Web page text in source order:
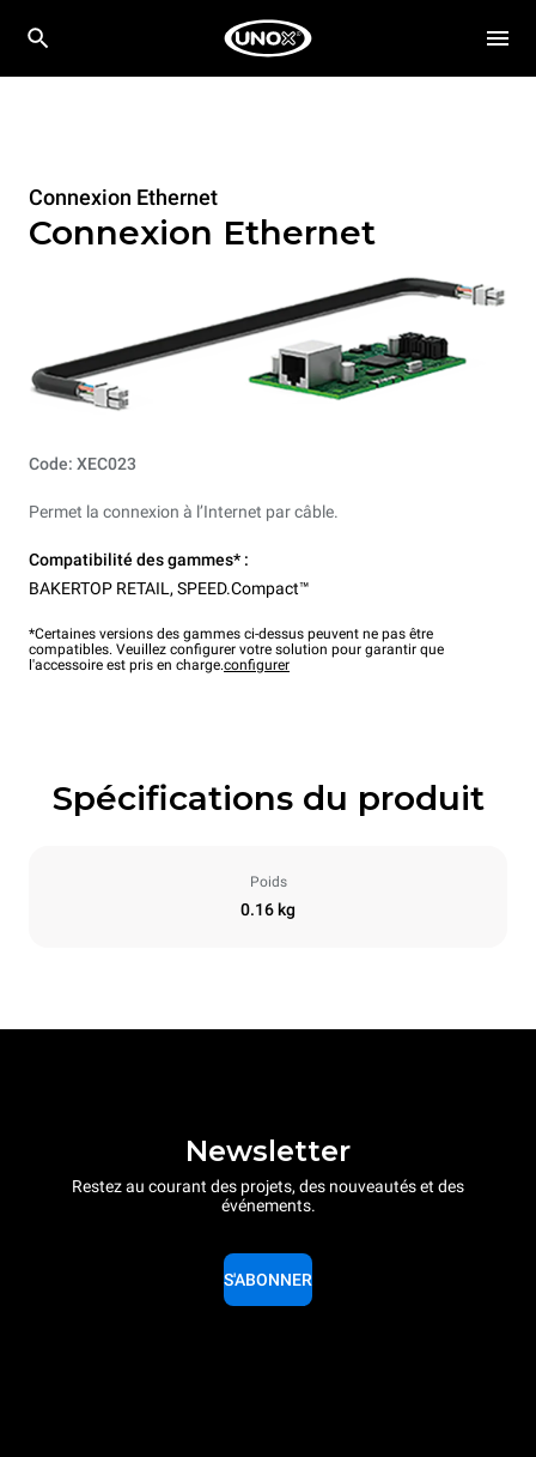
Connexion Ethernet
Connexion Ethernet
Code: XEC023
Permet la connexion à l’Internet par câble.
Compatibilité des gammes* :
BAKERTOP RETAIL , SPEED.Compact™
*Certaines versions des gammes ci-dessus peuvent ne pas être
compatibles. Veuillez configurer votre solution pour garantir que
l'accessoire est pris en charge.configurer
Spécifications du produit
Poids
0.16 kg
Newsletter
Restez au courant des projets, des nouveautés et des
événements.
S'ABONNER